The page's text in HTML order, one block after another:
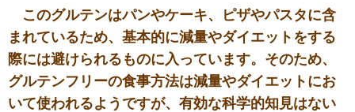
このグルテンはパンやケーキ、ピザやパスタに含
まれているため、基本的に減量やダイエットをする
際には避けられるものに入っています。そのため、
グルテンフリーの食事方法は減量やダイエットにお
いて使われるようですが、有効な科学的知見はない